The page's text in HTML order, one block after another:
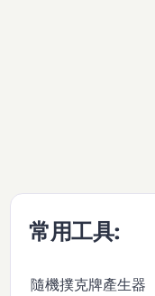
常用工具:
隨機撲克牌產生器